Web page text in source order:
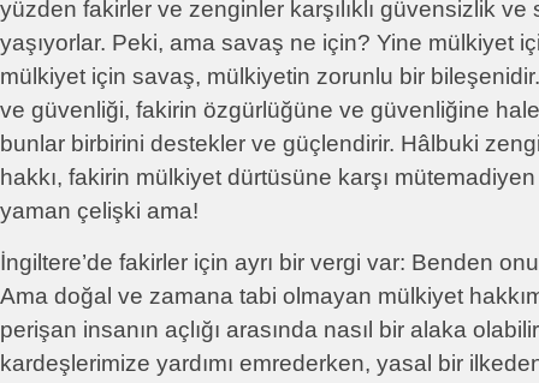
yüzden fakirler ve zenginler karşılıklı güvensizlik
yaşıyorlar. Peki, ama savaş ne için? Yine mülkiyet
mülkiyet için savaş, mülkiyetin zorunlu bir
ve güvenliği, fakirin özgürlüğüne ve güvenliğine
bunlar birbirini destekler ve güçlendirir. Hâlbuki
hakkı, fakirin mülkiyet dürtüsüne karşı mütemadiyen
yaman çelişki ama!
İngiltere’de fakirler için ayrı bir vergi var: Benden
Ama doğal ve zamana tabi olmayan mülkiyet
perişan insanın açlığı arasında nasıl bir alaka
kardeşlerimize yardımı emrederken, yasal bir